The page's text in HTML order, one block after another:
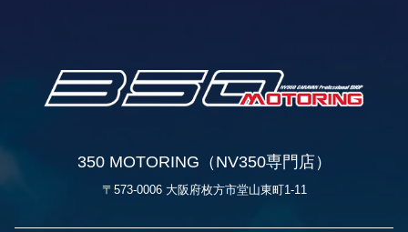
350 MOTORING（NV350専門店）
〒573-0006 大阪府枚方市堂山東町1-11